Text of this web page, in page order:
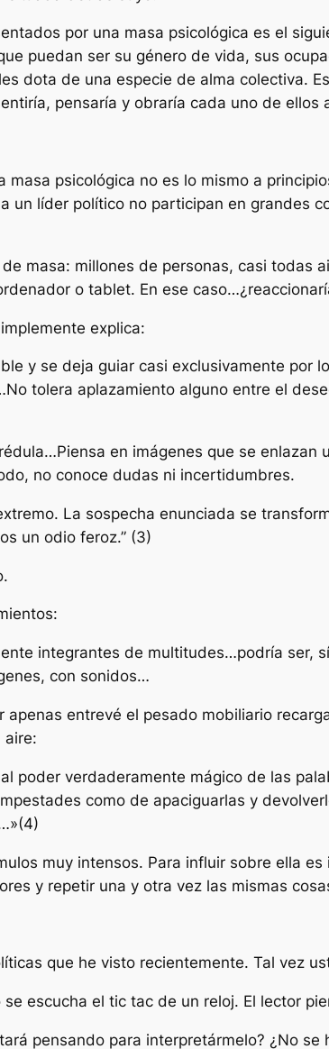
por una masa psicológica es el
puedan ser su género de vida, sus
dota de una especie de alma colectiva.
ía, pensaría y obraría cada uno de ellos
masa psicológica no es lo mismo a
un líder político no participan en grandes
masa: millones de personas, casi todas
o tablet. En ese
explica:
y se deja guiar casi exclusivamente por
tolera aplazamiento alguno entre el
édula…Piensa en imágenes que se enlazan
no conoce dudas ni incertidumbres.
La sospecha enunciada se
un odio feroz.” (3)
integrantes de multitudes…podría ser,
con sonidos…
apenas entrevé el pesado mobiliario
aire:
poder verdaderamente mágico de las
como de apaciguarlas y
(4)
muy intensos. Para influir sobre ella
y repetir una y otra vez las mismas
que he visto recientemente. Tal vez
escucha el tic tac de un reloj. El lector
pensando para interpretármelo? ¿No